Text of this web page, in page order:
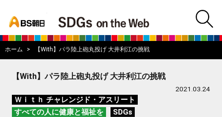
BS朝日SDGs
ホーム 【With】パラ陸上砲丸投げ 大井利江の挑戦
【With】パラ陸上砲丸投げ 大井利江の挑戦
2021.03.24
Ｗｉｔｈ チャレンジド・アスリート
すべての人に健康と福祉を
SDGs